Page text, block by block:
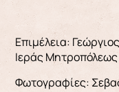
Επιμέλεια:
Ιεράς Μητροπόλεως
Φωτογραφίες: